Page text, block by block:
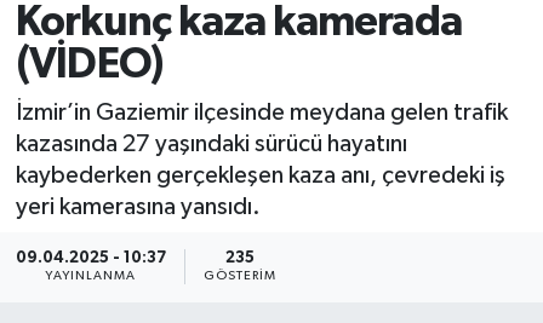
Korkunç kaza kamerada
(VİDEO)
İzmir’in Gaziemir ilçesinde meydana gelen trafik
kazasında 27 yaşındaki sürücü hayatını
kaybederken gerçekleşen kaza anı, çevredeki iş
yeri kamerasına yansıdı.
09.04.2025 - 10:37
YAYINLANMA
235
GÖSTERIM